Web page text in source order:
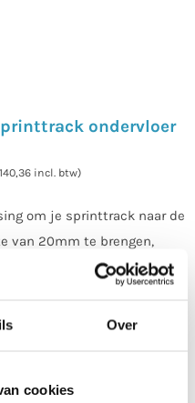
Over
cookies
ondervloer
140,36incl. btw)
om je sprinttrack naar de
van 20mm te brengen,
zichtbaar is. Deze
uit granulaatrubber, wat
demping en